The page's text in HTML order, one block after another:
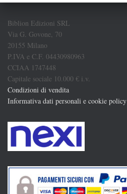
Biblion Edizioni SRL
Via G. Govone, 70
20155 Milano
P.IVA e C.F. 04430980963
CCIAA 1747448
Capitale sociale 10.000 € i.v.
Condizioni di vendita
Informativa dati personali e cookie policy